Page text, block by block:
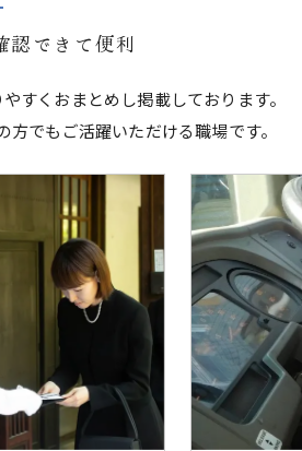
認できて便利
すくおまとめし掲載しております。
でもご活躍いただける職場です。